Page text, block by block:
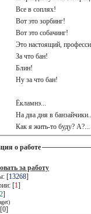
Все в соплях!
Вот это зорбинг!
Вот это собачинг!
Это настоящий,
За что бан!
Блин!
Ну за что бан!
Ёкламнэ...
На два дня в
Как я жить-то буду? А?...
о работе
за работу
[13268]
[1]
2]
закладки: [0]